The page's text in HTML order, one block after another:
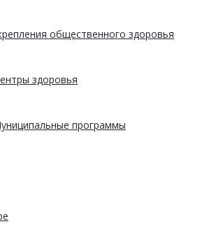
общественного здоровья
здоровья
программы